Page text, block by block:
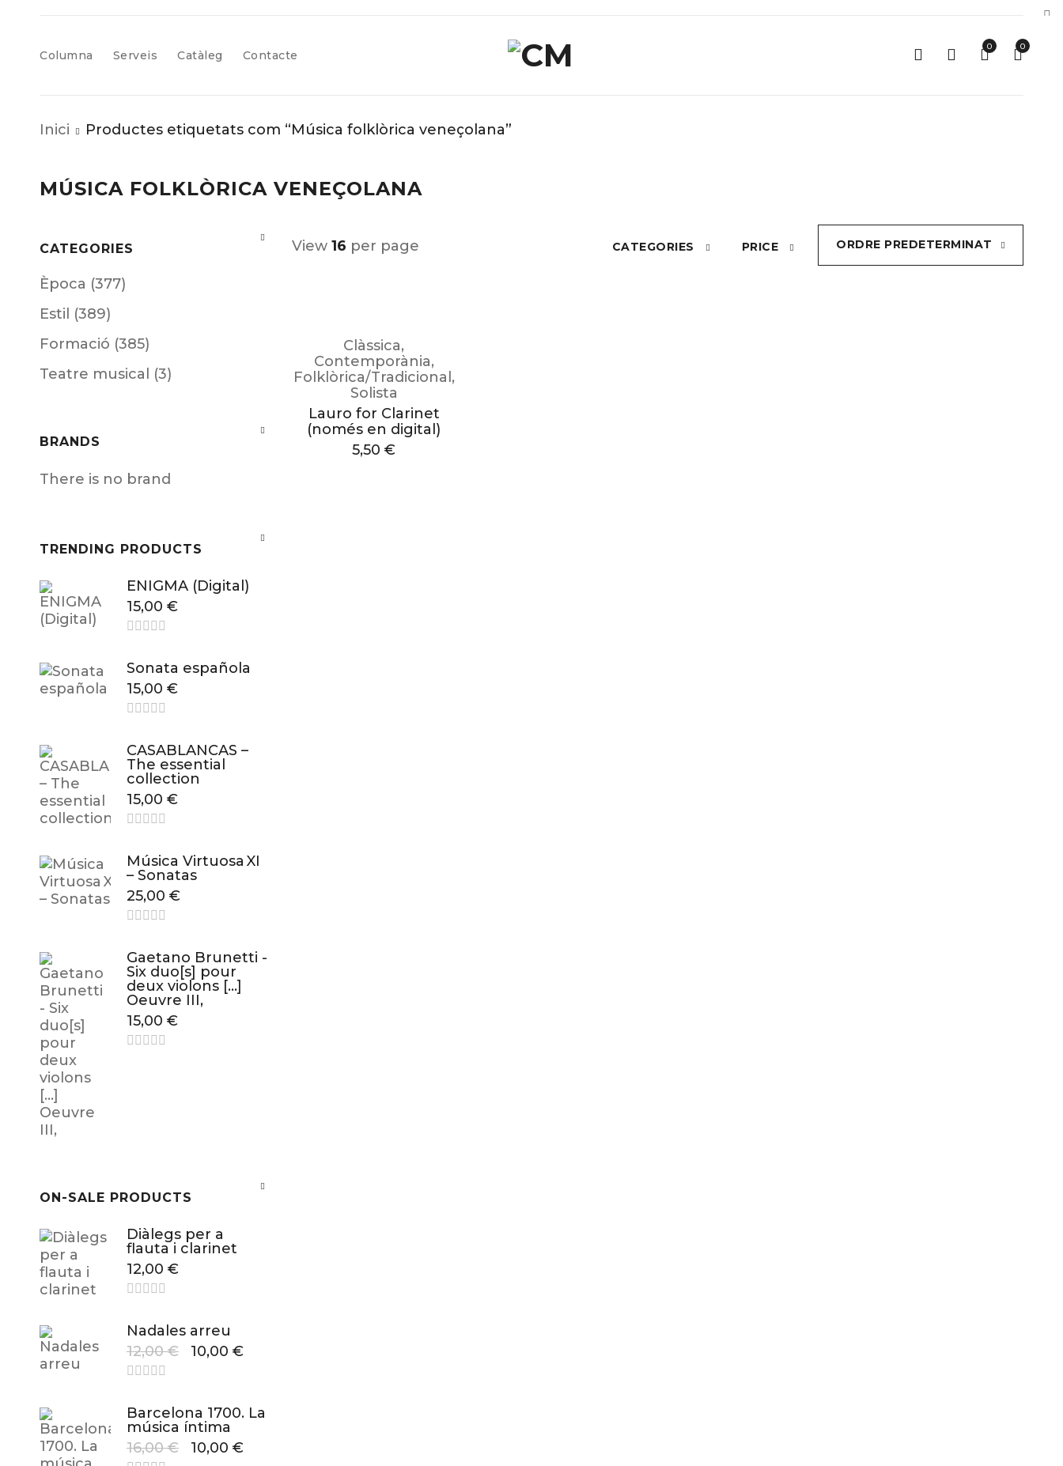
Columna Serveis Catàleg Contacte
0
0
Inici Productes etiquetats com “Música folklòrica veneçolana”
MÚSICA FOLKLÒRICA VENEÇOLANA
CATEGORIES
Època (377)
Estil (389)
Formació (385)
Teatre musical (3)
BRANDS
There is no brand
TRENDING PRODUCTS
ENIGMA (Digital)
15,00 €
Sonata española
15,00 €
CASABLANCAS –
The essential
collection
15,00 €
Música Virtuosa XI
– Sonatas
25,00 €
Gaetano Brunetti -
Six duo[s] pour
deux violons […]
Oeuvre III,
15,00 €
ON-SALE PRODUCTS
Diàlegs per a
flauta i clarinet
12,00 €
Nadales arreu
12,00€ 10,00 €
Barcelona 1700. La
música íntima
16,00€ 10,00 €
ORDRE PREDETERMINAT
View 16 per page CATEGORIES PRICE
Clàssica,
Contemporània,
Folklòrica/Tradicional ,
Solista
Lauro for Clarinet
(només en digital)
5,50€